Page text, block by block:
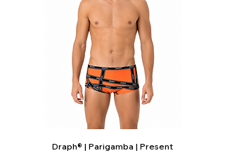
Draph® | Parigamba | Present